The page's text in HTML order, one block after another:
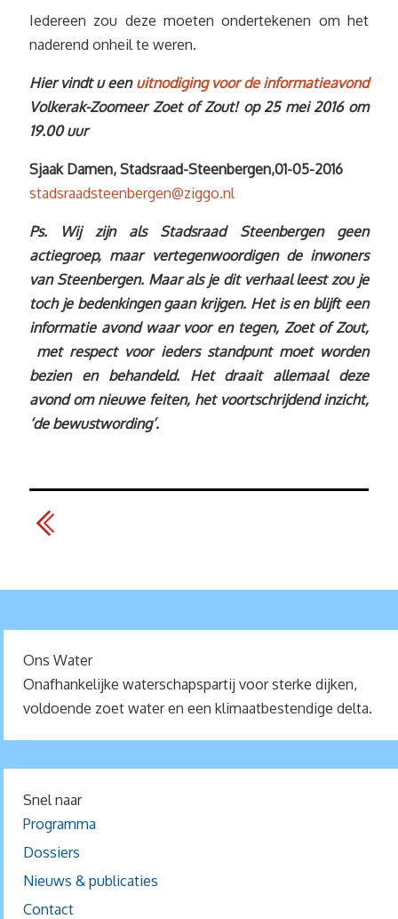
Iedereen zou deze moeten ondertekenen om het
naderend onheil te weren.
Hier vindt u een uitnodiging voor de informatieavond
Volkerak-Zoomeer Zoet of Zout! op 25 mei 2016 om
19.00 uur
Sjaak Damen, Stadsraad-Steenbergen,01-05-2016
stadsraadsteenbergen@ziggo.nl
Ps. Wij zijn als Stadsraad Steenbergen geen
actiegroep, maar vertegenwoordigen de inwoners
van Steenbergen. Maar als je dit verhaal leest zou je
toch je bedenkingen gaan krijgen. Het is en blijft een
informatie avond waar voor en tegen, Zoet of Zout,
met respect voor ieders standpunt moet worden
bezien en behandeld. Het draait allemaal deze
avond om nieuwe feiten, het voortschrijdend inzicht,
‘de bewustwording’.
Ons Water
Onafhankelijke waterschapspartij voor sterke dijken,
voldoende zoet water en een klimaatbestendige delta.
Snel naar
Programma
Dossiers
Nieuws & publicaties
Contact